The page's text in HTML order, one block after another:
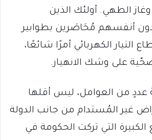
وغاز الطهي. أولئك الذين
أنفسهم مُحَاصَرين بطوابير
التيار الكهربائي أمرًا شائعًا،
على وشك الانهيار.
عددٍ من العوامل، ليس أقلها
غير المُستدام من جانب الدولة
التي تركت الحكومة في